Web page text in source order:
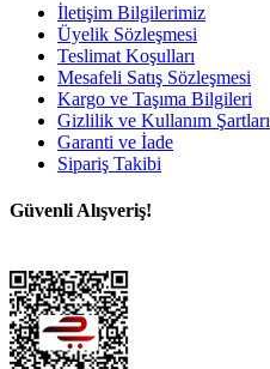
İletişim Bilgilerimiz
Üyelik Sözleşmesi
Teslimat Koşulları
Mesafeli Satış Sözleşmesi
Kargo ve Taşıma Bilgileri
Gizlilik ve Kullanım Şartları
Garanti ve İade
Sipariş Takibi
Güvenli Alışveriş!